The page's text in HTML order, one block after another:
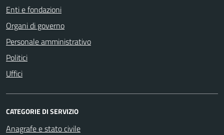
Enti e fondazioni
Organi di governo
Personale amministrativo
Politici
Uffici
CATEGORIE DI SERVIZIO
Anagrafe e stato civile